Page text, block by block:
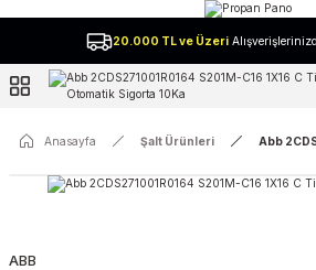
20.000 TL ve Üzeri
Anasayfa Şalt Ürünleri Abb
ABB